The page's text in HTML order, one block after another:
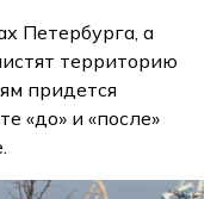
Петербурга, а
территорию
придется
«до» и «после»